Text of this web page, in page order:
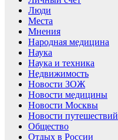
Люди
Места
Мнения
Народная медицина
Наука
Наука и техника
Недвижимость
Новости ЗОЖ
Новости медицины
Новости Москвы
Новости путешествий
Общество
Отдых в России